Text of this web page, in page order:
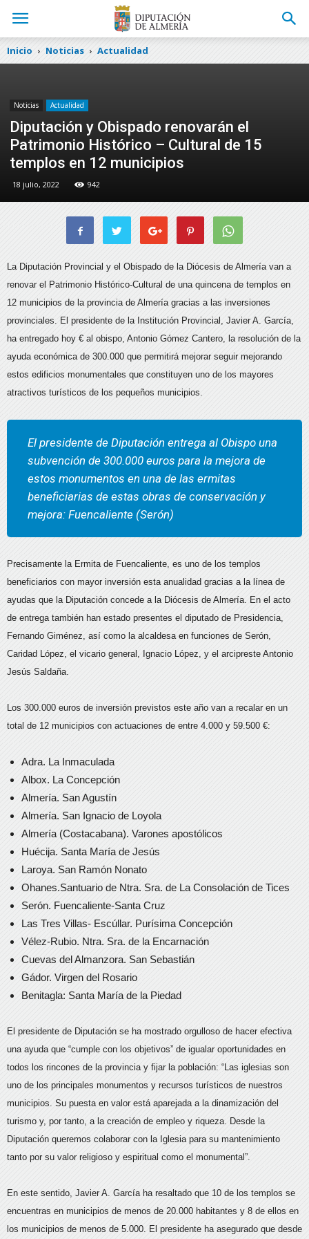
Inicio Noticias Actualidad
Noticias Actualidad
Diputación y Obispado renovarán el
Patrimonio Histórico – Cultural de 15
templos en 12 municipios
18 julio, 2022 942
La Diputación Provincial y el Obispado de la Diócesis de Almería van a
renovar el Patrimonio Histórico-Cultural de una quincena de templos en
12 municipios de la provincia de Almería gracias a las inversiones
provinciales. El presidente de la Institución Provincial, Javier A. García,
ha entregado hoy € al obispo, Antonio Gómez Cantero, la resolución de la
ayuda económica de 300.000 que permitirá mejorar seguir mejorando
estos edificios monumentales que constituyen uno de los mayores
atractivos turísticos de los pequeños municipios.
El presidente de Diputación entrega al Obispo una
subvención de 300.000 euros para la mejora de
estos monumentos en una de las ermitas
beneficiarias de estas obras de conservación y
mejora: Fuencaliente (Serón)
Precisamente la Ermita de Fuencaliente, es uno de los templos
beneficiarios con mayor inversión esta anualidad gracias a la línea de
ayudas que la Diputación concede a la Diócesis de Almería. En el acto
de entrega también han estado presentes el diputado de Presidencia,
Fernando Giménez, así como la alcaldesa en funciones de Serón,
Caridad López, el vicario general, Ignacio López, y el arcipreste Antonio
Jesús Saldaña.
Los 300.000 euros de inversión previstos este año van a recalar en un
total de 12 municipios con actuaciones de entre 4.000 y 59.500 €:
Adra. La Inmaculada
Albox. La Concepción
Almería. San Agustín
Almería. San Ignacio de Loyola
Almería (Costacabana). Varones apostólicos
Huécija. Santa María de Jesús
Laroya. San Ramón Nonato
Ohanes.Santuario de Ntra. Sra. de La Consolación de Tices
Serón. Fuencaliente-Santa Cruz
Las Tres Villas- Escúllar. Purísima Concepción
Vélez-Rubio. Ntra. Sra. de la Encarnación
Cuevas del Almanzora. San Sebastián
Gádor. Virgen del Rosario
Benitagla: Santa María de la Piedad
El presidente de Diputación se ha mostrado orgulloso de hacer efectiva
una ayuda que “cumple con los objetivos” de igualar oportunidades en
todos los rincones de la provincia y fijar la población: “Las iglesias son
uno de los principales monumentos y recursos turísticos de nuestros
municipios. Su puesta en valor está aparejada a la dinamización del
turismo y, por tanto, a la creación de empleo y riqueza. Desde la
Diputación queremos colaborar con la Iglesia para su mantenimiento
tanto por su valor religioso y espiritual como el monumental”.
En este sentido, Javier A. García ha resaltado que 10 de los templos se
encuentras en municipios de menos de 20.000 habitantes y 8 de ellos en
los municipios de menos de 5.000. El presidente ha asegurado que desde